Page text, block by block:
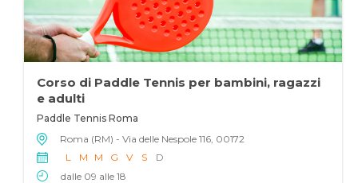
Corso di Paddle Tennis per bambini, ragazzi
e adulti
Paddle Tennis Roma
Roma (RM) - Via delle Nespole 116, 00172
L
M M G V S
D
dalle 09 alle 18